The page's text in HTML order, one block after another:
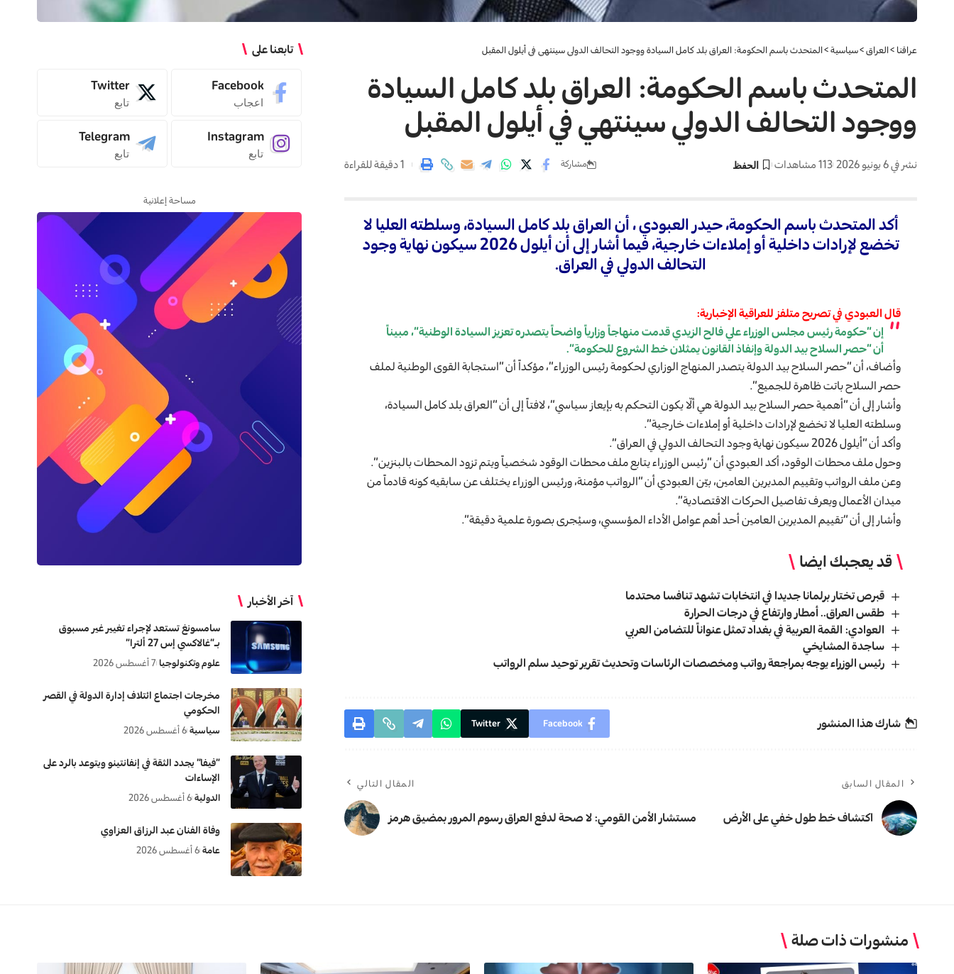
عراقنا >العراق>سياسية>المتحدث باسم الحكومة: العراق بلد كامل السيادة ووجود التحالف الدولي سينتهي في أيلول المقبل
المتحدث باسم الحكومة: العراق بلد كامل السيادة
ووجود التحالف الدولي سينتهي في أيلول المقبل
نشر في 6 يونيو 2026 113 مشاهدات مشاركة 1 دقيقة للقراءة
أكد المتحدث باسم الحكومة، حيدر العبودي ، أن العراق بلد كامل السيادة، وسلطته العليا لا
تخضع لإرادات داخلية أو إملاءات خارجية، فيما أشار إلى أن أيلول 2026 سيكون نهاية وجود
التحالف الدولي في العراق.
قال العبودي في تصريح متلفز للعراقية الإخبارية:
إن “حكومة رئيس مجلس الوزراء علي فالح الزيدي قدمت منهاجاً وزارياً واضحاً يتصدره تعزيز السيادة الوطنية”، مبيناً
أن “حصر السلاح بيد الدولة وإنفاذ القانون يمثلان خط الشروع للحكومة”.
وأضاف، أن “حصر السلاح بيد الدولة يتصدر المنهاج الوزاري لحكومة رئيس الوزراء”، مؤكداً أن “استجابة القوى الوطنية لملف
حصر السلاح باتت ظاهرة للجميع”.
وأشار إلى أن “أهمية حصر السلاح بيد الدولة هي ألّا يكون التحكم به بإيعاز سياسي”، لافتاً إلى أن “العراق بلد كامل السيادة،
وسلطته العليا لا تخضع لإرادات داخلية أو إملاءات خارجية”.
وأكد أن “أيلول 2026 سيكون نهاية وجود التحالف الدولي في العراق”.
وحول ملف محطات الوقود، أكد العبودي أن “رئيس الوزراء يتابع ملف محطات الوقود شخصياً ويتم تزود المحطات بالبنزين”.
وعن ملف الرواتب وتقييم المديرين العامين، بيّن العبودي أن “الرواتب مؤمنة، ورئيس الوزراء يختلف عن سابقيه كونه قادماً من
ميدان الأعمال ويعرف تفاصيل الحركات الاقتصادية”.
وأشار إلى أن “تقييم المديرين العامين أحد أهم عوامل الأداء المؤسسي، وسيُجرى بصورة علمية دقيقة”.
قد يعجبك ايضا
قبرص تختار برلمانا جديدا في انتخابات تشهد تنافسا محتدما
طقس العراق.. أمطار وارتفاع في درجات الحرارة
العوادي: القمة العربية في بغداد تمثل عنواناً للتضامن العربي
ساجدة المشايخي
رئيس الوزراء يوجه بمراجعة رواتب ومخصصات الرئاسات وتحديث تقرير توحيد سلم الرواتب
شارك هذا المنشور Facebook
Twitter
المقال السابق
اكتشاف خط طول خفي على الأرض
المقال التالي
مستشار الأمن القومي: لا صحة لدفع العراق رسوم المرور بمضيق هرمز
تابعنا على
Facebook
اعجاب
Twitter
تابع
Instagram
تابع
Telegram
تابع
مساحة إعلانية
آخر الأخبار
سامسونغ تستعد لإجراء تغيير غير مسبوق
بـ”غالاكسي إس 27 ألترا”
علوم وتكنولوجيا 7 أغسطس 2026
مخرجات اجتماع ائتلاف إدارة الدولة في القصر
الحكومي
سياسية 6 أغسطس 2026
“فيفا” يجدد الثقة في إنفانتينو ويتوعد بالرد على
الإساءات
الدولية 6 أغسطس 2026
وفاة الفنان عبد الرزاق العزاوي
عامة 6 أغسطس 2026
منشورات ذات صلة